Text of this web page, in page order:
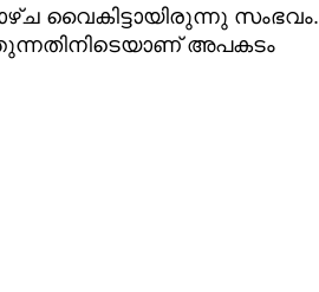
വൈകിട്ടായിരുന്നു സംഭവം.
അപകടം